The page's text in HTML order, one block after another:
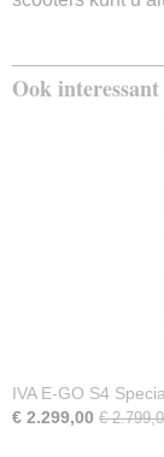
Ook interessant
IVA E-GO S4
€ 2.299,00 €